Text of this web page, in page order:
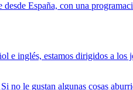
España, con una
e inglés, estamos dirigidos a
Si no le gustan algunas cosas